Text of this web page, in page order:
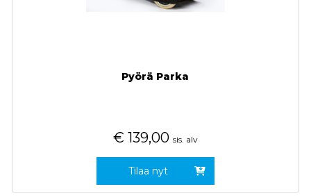
Pyörä Parka
€ 139,00 sis. alv
Tilaa nyt